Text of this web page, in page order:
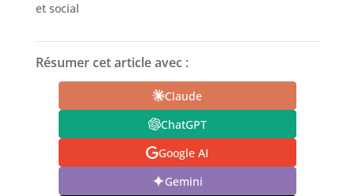
et social
Résumer cet article avec :
Claude
ChatGPT
Google AI
Gemini